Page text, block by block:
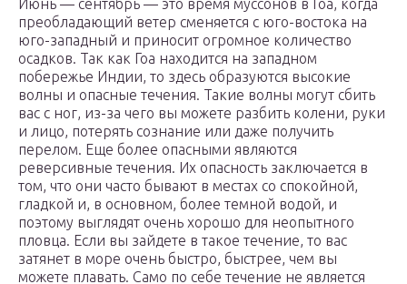
Июнь — сентябрь — это время муссонов в Гоа, когда
преобладающий ветер сменяется с юго-востока на
юго-западный и приносит огромное количество
осадков. Так как Гоа находится на западном
побережье Индии, то здесь образуются высокие
волны и опасные течения. Такие волны могут сбить
вас с ног, из-за чего вы можете разбить колени, руки
и лицо, потерять сознание или даже получить
перелом. Еще более опасными являются
реверсивные течения. Их опасность заключается в
том, что они часто бывают в местах со спокойной,
гладкой и, в основном, более темной водой, и
поэтому выглядят очень хорошо для неопытного
пловца. Если вы зайдете в такое течение, то вас
затянет в море очень быстро, быстрее, чем вы
можете плавать. Само по себе течение не является